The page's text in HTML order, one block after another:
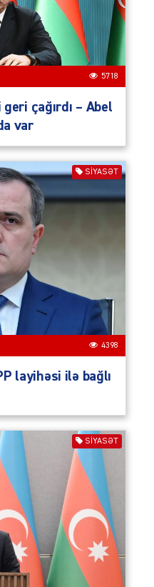
5718
çağırdı – Abel
var
SIYASƏT
4398
layihəsi ilə bağlı
SIYASƏT